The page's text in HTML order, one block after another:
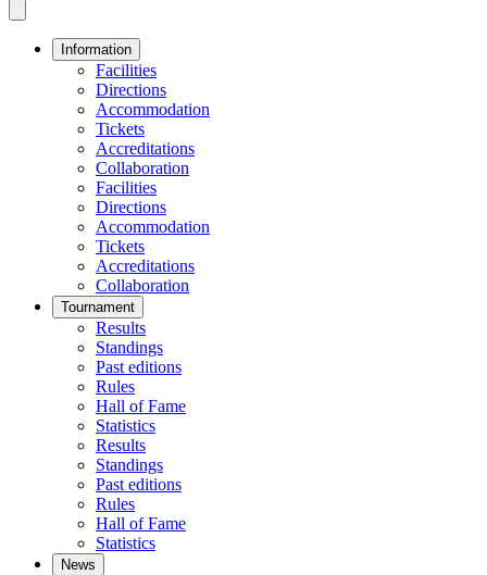
Information
Facilities
Directions
Accommodation
Tickets
Accreditations
Collaboration
Facilities
Directions
Accommodation
Tickets
Accreditations
Collaboration
Tournament
Results
Standings
Past editions
Rules
Hall of Fame
Statistics
Results
Standings
Past editions
Rules
Hall of Fame
Statistics
News